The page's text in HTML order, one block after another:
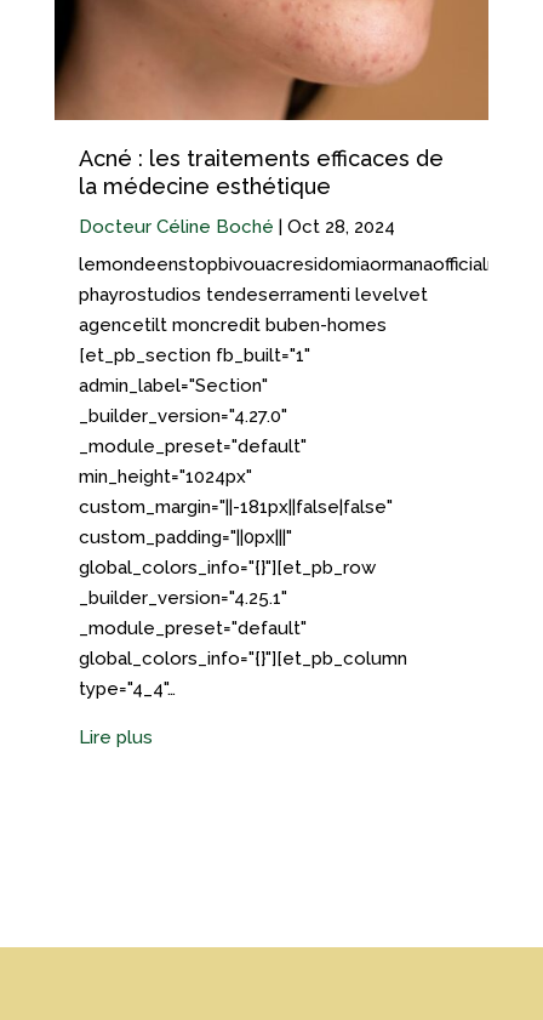
Acné : les traitements efficaces de
la médecine esthétique
Docteur Céline Boché | Oct 28, 2024
phayrostudios tendeserramenti levelvet
agencetilt moncredit buben-homes
[et_pb_section fb_built="1"
admin_label="Section"
_builder_version="4.27.0"
_module_preset="default"
min_height="1024px"
custom_margin="||-181px||false|false"
custom_padding="||0px|||"
global_colors_info="{}"][et_pb_row
_builder_version="4.25.1"
_module_preset="default"
global_colors_info="{}"][et_pb_column
type="4_4"…
Lire plus